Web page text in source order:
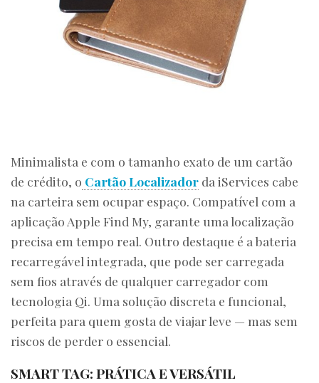
Minimalista e com o tamanho exato de um cartão
de crédito, o Cartão Localizador da iServices cabe
na carteira sem ocupar espaço. Compatível com a
aplicação Apple Find My, garante uma localização
precisa em tempo real. Outro destaque é a bateria
recarregável integrada, que pode ser carregada
sem fios através de qualquer carregador com
tecnologia Qi. Uma solução discreta e funcional,
perfeita para quem gosta de viajar leve — mas sem
riscos de perder o essencial.
SMART TAG: PRÁTICA E VERSÁTIL